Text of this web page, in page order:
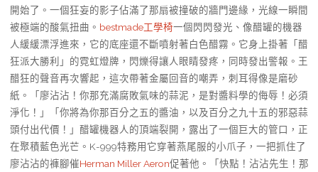
開始了。一個狂妄的影子佔滿了那扇被撞破的牆門邊緣，光線一瞬間
被極端的酸氣扭曲。 bestmade工學椅一個閃閃發光、像醋罐的機器
人緩緩漂浮進來，它的底座還不斷噴射著白色醋霧。它身上掛著「醋
狂派大勝利」的霓虹燈牌，閃爍得讓人眼睛發疼，同時發出警報。王
醋狂的聲音再次響起，這次帶著金屬回音的嘲弄，刺耳得像是磨砂
紙。「廖沾沾！你那充滿腐敗氣味的蒜泥，是對醬料學的侮辱！必須
淨化！」「你將為你那百分之五的醬油，以及百分之九十五的邪惡蒜
頭付出代價！」醋罐機器人的頂端裂開，露出了一個巨大的管口，正
在聚積藍色光芒。K-999特務用它穿著燕尾服的小爪子，一把抓住了
廖沾沾的褲腳催Herman Miller Aeron促著他。「快點！沾沾先生！那